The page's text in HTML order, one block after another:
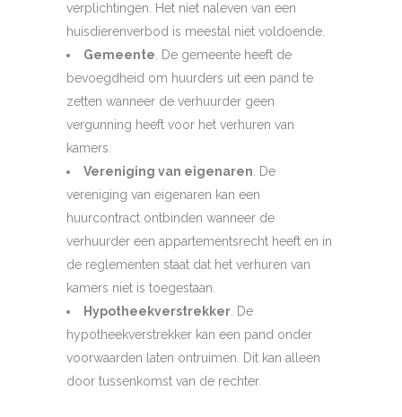
verplichtingen. Het niet naleven van een
huisdierenverbod is meestal niet voldoende.
Gemeente. De gemeente heeft de
bevoegdheid om huurders uit een pand te
zetten wanneer de verhuurder geen
vergunning heeft voor het verhuren van
kamers.
Vereniging van eigenaren. De
vereniging van eigenaren kan een
huurcontract ontbinden wanneer de
verhuurder een appartementsrecht heeft en in
de reglementen staat dat het verhuren van
kamers niet is toegestaan.
Hypotheekverstrekker. De
hypotheekverstrekker kan een pand onder
voorwaarden laten ontruimen. Dit kan alleen
door tussenkomst van de rechter.